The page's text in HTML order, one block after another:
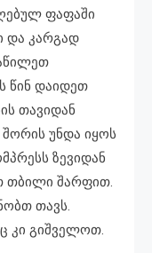
ფაფაში
და კარგად
წინ დაიდეთ
თავიდან
უნდა იყოს
ზევიდან
თბილი შარფით.
თავს.
კი გიშველოთ.